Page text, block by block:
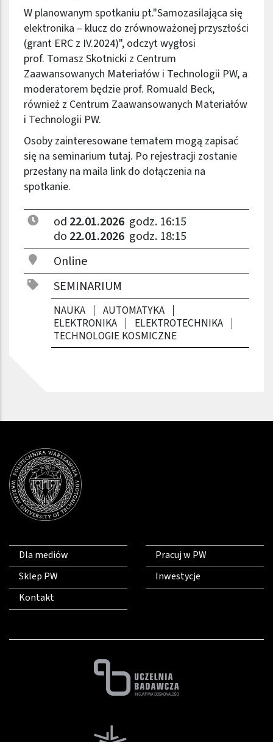
od 22.01.2026 godz. 16:15
do 22.01.2026 godz. 18:15
Online
SEMINARIUM
NAUKA
AUTOMATYKA
ELEKTRONIKA
ELEKTROTECHNIKA
TECHNOLOGIE KOSMICZNE
W planowanym spotkaniu pt."Samozasilająca się
elektronika – klucz do zrównoważonej przyszłości
(grant ERC z IV.2024)", odczyt wygłosi
prof. Tomasz Skotnicki z Centrum
Zaawansowanych Materiałów i Technologii PW, a
moderatorem będzie prof. Romuald Beck,
również z Centrum Zaawansowanych Materiałów
i Technologii PW.
Osoby zainteresowane tematem mogą zapisać
się na seminarium tutaj. Po rejestracji zostanie
przesłany na maila link do dołączenia na
spotkanie.
Dla mediów
Sklep PW
Kontakt
Pracuj w PW
Inwestycje